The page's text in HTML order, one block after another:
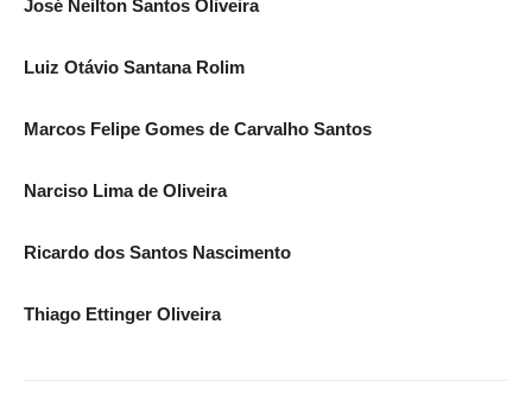
José Neilton Santos Oliveira
Luiz Otávio Santana Rolim
Marcos Felipe Gomes de Carvalho Santos
Narciso Lima de Oliveira
Ricardo dos Santos Nascimento
Thiago Ettinger Oliveira